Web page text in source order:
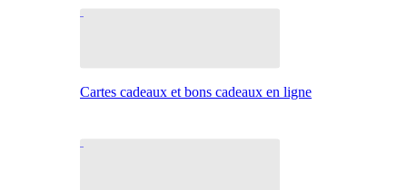
Cartes cadeaux et bons cadeaux en ligne